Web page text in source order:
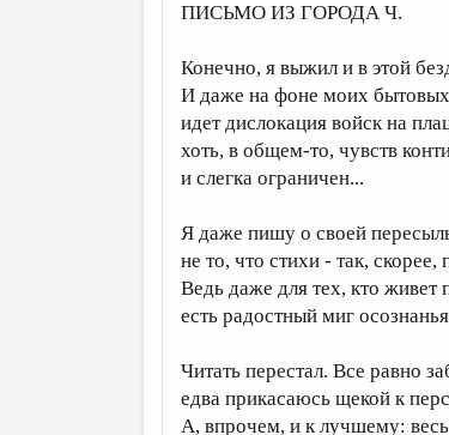
ПИСЬМО ИЗ ГОРОДА Ч.
Конечно, я выжил и в этой
И даже на фоне моих
идет дислокация войск на
хоть, в общем-то, чувств
и слегка ограничен...
Я даже пишу о своей
не то, что стихи - так, скорее,
Ведь даже для тех, кто живет
есть радостный миг
Читать перестал. Все равно
едва прикасаюсь щекой к
А, впрочем, и к лучшему: